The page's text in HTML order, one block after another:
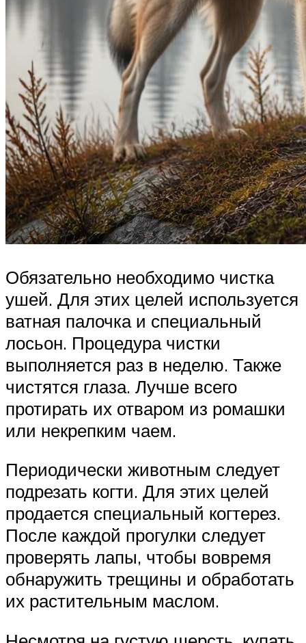
Обязательно необходимо чистка
ушей. Для этих целей используется
ватная палочка и специальный
лосьон. Процедура чистки
выполняется раз в неделю. Также
чистятся глаза. Лучше всего
протирать их отваром из ромашки
или некрепким чаем.
Периодически животным следует
подрезать когти. Для этих целей
продается специальный когтерез.
После каждой прогулки следует
проверять лапы, чтобы вовремя
обнаружить трещины и обработать
их растительным маслом.